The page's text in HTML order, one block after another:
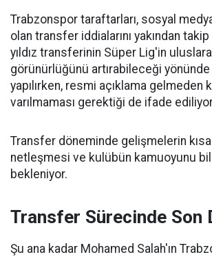
Trabzonspor taraftarları, sosyal
olan transfer iddialarını yakından
yıldız transferinin Süper Lig'in
görünürlüğünü artırabileceği
yapılırken, resmi açıklama gelmeden
varılmaması gerektiği de ifade
Transfer döneminde gelişmelerin
netleşmesi ve kulübün kamuoyunu
bekleniyor.
Transfer Sürecinde Son
Şu ana kadar Mohamed Salah'ın